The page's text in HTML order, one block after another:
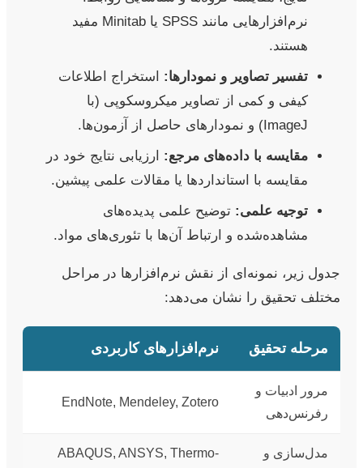
نرم‌افزارهایی مانند SPSS یا Minitab مفید
هستند.
تفسیر تصاویر و نمودارها: استخراج اطلاعات
کیفی و کمی از تصاویر میکروسکوپی (با
ImageJ) و نمودارهای حاصل از آزمون‌ها.
مقایسه با داده‌های مرجع: ارزیابی نتایج خود در
مقایسه با استانداردها یا مقالات علمی پیشین.
توجیه علمی: توضیح علمی پدیده‌های
مشاهده‌شده و ارتباط آن‌ها با تئوری‌های مواد.
جدول زیر، نمونه‌ای از نقش نرم‌افزارها در مراحل
مختلف تحقیق را نشان می‌دهد:
مرحله تحقیق نرم‌افزارهای کاربردی
مرور ادبیات و
رفرنس‌دهی
EndNote, Mendeley, Zotero
مدل‌سازی و
ABAQUS, ANSYS, Thermo-